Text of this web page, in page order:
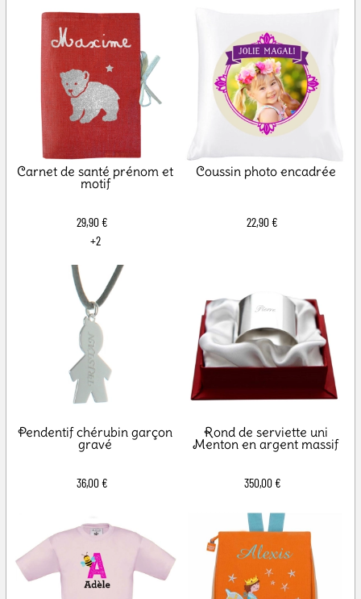
Carnet de santé prénom et
motif
29,90 €
+2
Coussin photo encadrée
22,90 €
Pendentif chérubin garçon
gravé
36,00 €
Rond de serviette uni
Menton en argent massif
350,00 €